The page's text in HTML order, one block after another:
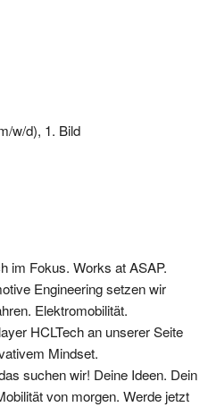
im Fokus. Works at ASAP.
Engineering setzen wir
Elektromobilität.
HCLTech an unserer Seite
Mindset.
suchen wir! Deine Ideen. Dein
von morgen. Werde jetzt